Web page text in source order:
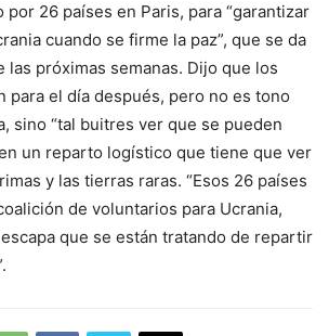
26 países en Paris, para “garantizar
cuando se firme la paz”, que se da
las próximas semanas. Dijo que los
para el día después, pero no es tono
sino “tal buitres ver que se pueden
un reparto logístico que tiene que ver
y las tierras raras. “Esos 26 países
de voluntarios para Ucrania,
que se están tratando de repartir